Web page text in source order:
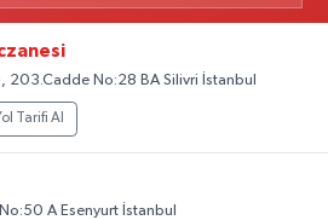
203.Cadde No:28 BA Silivri İstanbul
Tarifi Al
A Esenyurt İstanbul